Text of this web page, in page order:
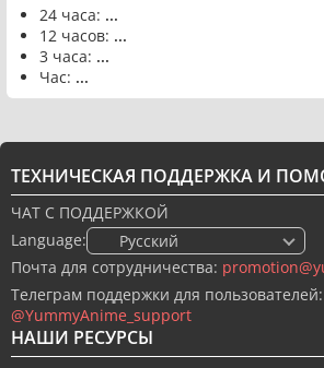
24 часа: ...
12 часов: ...
3 часа: ...
Час: ...
НАШИ РЕСУРСЫ
ТЕХНИЧЕСКАЯ ПОДДЕРЖКА И
ЧАТ С ПОДДЕРЖКОЙ
Language:
🇷🇺 Русский
Почта для сотрудничества:
Телеграм поддержки для пользователей:
@YummyAnime_support